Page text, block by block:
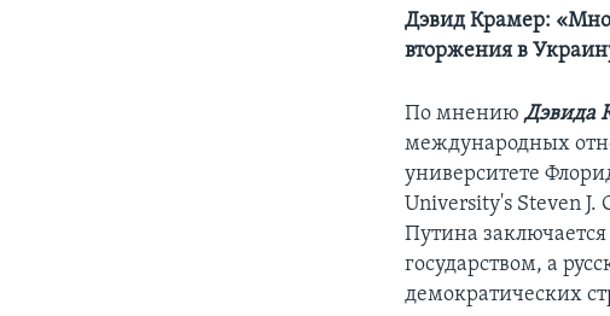
Дэвид Крамер:
вторжения в
По мнениюДэвида
международных
университете
University's Steven
Путина
государством, а
демократических